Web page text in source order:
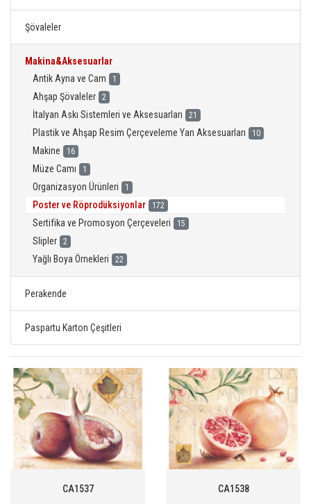
Şövaleler
Makina&Aksesuarlar
Antik Ayna ve Cam
1
Ahşap Şövaleler 2
İtalyan Askı Sistemleri ve Aksesuarları 21
Plastik ve Ahşap Resim Çerçeveleme Yan Aksesuarları 10
Makine 16
Müze Camı 1
Organizasyon Ürünleri 1
Poster ve Röprodüksiyonlar 172
Sertifika ve Promosyon Çerçeveleri 15
Slipler 2
Yağlı Boya Örnekleri 22
Perakende
Paspartu Karton Çeşitleri
CA1537 CA1538